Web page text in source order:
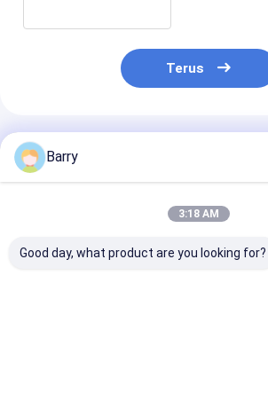
Terus
Rekomendasi Produk
Barry
3:18 AM
Good day, what product are you looking for?